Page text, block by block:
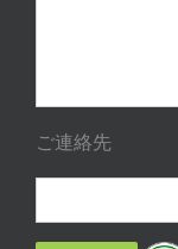
ご連絡先